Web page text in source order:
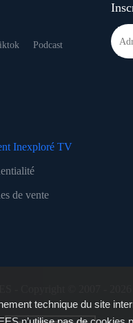
Podcast
Inexploré TV
de vente
technique du site